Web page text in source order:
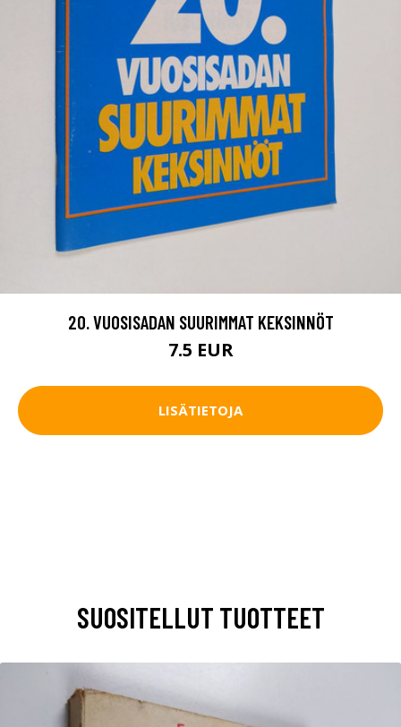
20. VUOSISADAN SUURIMMAT KEKSINNÖT
7.5 EUR
LISÄTIETOJA
SUOSITELLUT TUOTTEET